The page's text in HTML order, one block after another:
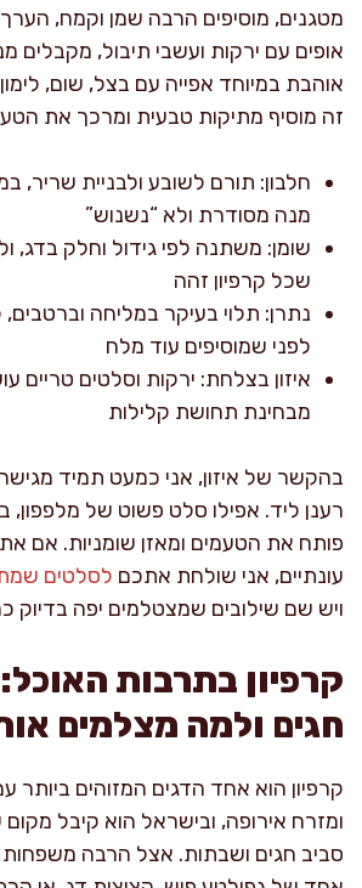
מטגנים, מוסיפים הרבה שמן וקמח,
אופים עם ירקות ועשבי תיבול, מקבלים
אוהבת במיוחד אפייה עם בצל, שום, לימון
זה מוסיף מתיקות טבעית ומרכך את
חלבון: תורם לשובע ולבניית שריר,
מנה מסודרת ולא “נשנוש”
שומן: משתנה לפי גידול וחלק בדג,
שכל קרפיון זהה
נתרן: תלוי בעיקר במליחה
לפני שמוסיפים עוד מלח
איזון בצלחת: ירקות וסלטים טריים
מבחינת תחושת קלילות
בהקשר של איזון, אני כמעט תמיד
רענן ליד. אפילו סלט פשוט של מלפפון,
פותח את הטעמים ומאזן שומניות. אם
עונתיים, אני שולחת אתכם לסלטים
ויש שם שילובים שמצטלמים יפה בדיוק
קרפיון בתרבות
חגים ולמה מצלמים
קרפיון הוא אחד הדגים המזוהים ביותר
ומזרח אירופה, ובישראל הוא קיבל
סביב חגים ושבתות. אצל הרבה משפחות